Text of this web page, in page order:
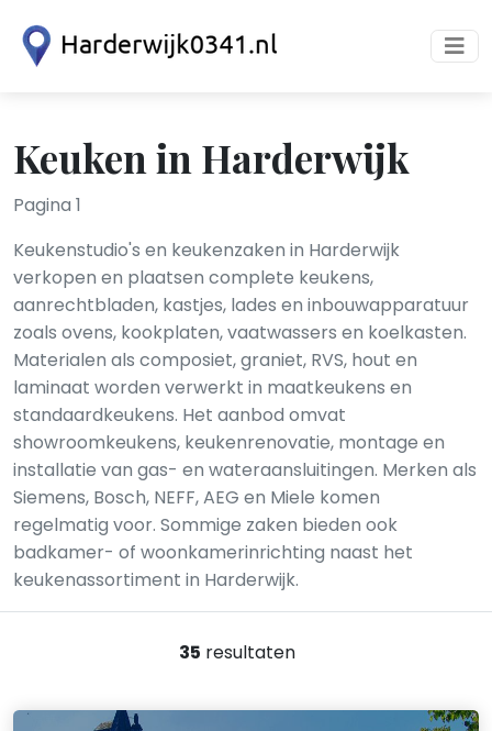
Keuken in Harderwijk
Pagina 1
Keukenstudio's en keukenzaken in Harderwijk
verkopen en plaatsen complete keukens,
aanrechtbladen, kastjes, lades en inbouwapparatuur
zoals ovens, kookplaten, vaatwassers en koelkasten.
Materialen als composiet, graniet, RVS, hout en
laminaat worden verwerkt in maatkeukens en
standaardkeukens. Het aanbod omvat
showroomkeukens, keukenrenovatie, montage en
installatie van gas- en wateraansluitingen. Merken als
Siemens, Bosch, NEFF, AEG en Miele komen
regelmatig voor. Sommige zaken bieden ook
badkamer- of woonkamerinrichting naast het
keukenassortiment in Harderwijk.
35 resultaten